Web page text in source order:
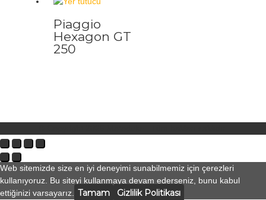
Piaggio
Hexagon GT
250
Web sitemizde size en iyi deneyimi sunabilmemiz için çerezleri
kullanıyoruz. Bu siteyi kullanmaya devam ederseniz, bunu kabul
ettiğinizi varsayarız.
Tamam Gizlilik Politikası